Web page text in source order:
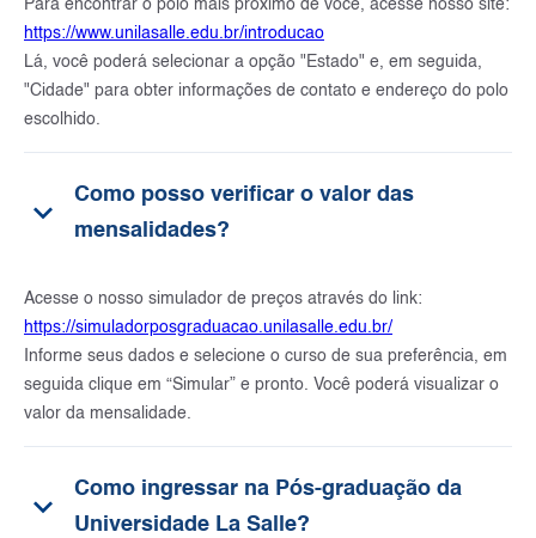
Para encontrar o polo mais próximo de você, acesse nosso site:
https://www.unilasalle.edu.br/introducao
Lá, você poderá selecionar a opção "Estado" e, em seguida,
"Cidade" para obter informações de contato e endereço do polo
escolhido.
keyboard_arrow_down
Como posso verificar o valor das
mensalidades?
Acesse o nosso simulador de preços através do link:
https://simuladorposgraduacao.unilasalle.edu.br/
Informe seus dados e selecione o curso de sua preferência, em
seguida clique em “Simular” e pronto. Você poderá visualizar o
valor da mensalidade.
keyboard_arrow_down
Como ingressar na Pós-graduação da
Universidade La Salle?